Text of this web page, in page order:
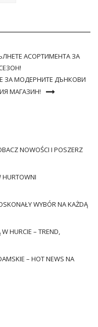
АСОРТИМЕНТА ЗА
ЗА МОДЕРНИТЕ ДЪНКОВИ
МАГАЗИН!
NOWOŚCI I POSZERZ
HURTOWNI
WYBÓR NA KAŻDĄ
HURCIE – TREND,
– HOT NEWS NA